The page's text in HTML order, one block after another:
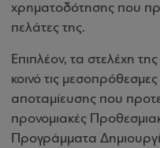
χρηματοδότησης που
πελάτες της.
Επιπλέον, τα στελέχη
κοινό τις
αποταμίευσης που
προνομιακές
Προγράμματα